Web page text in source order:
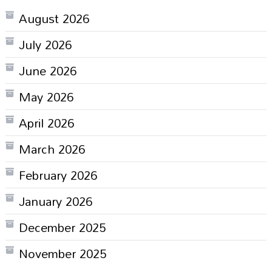
August 2026
July 2026
June 2026
May 2026
April 2026
March 2026
February 2026
January 2026
December 2025
November 2025